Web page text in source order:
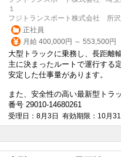
１
フジトランスポート株式会社 所
正社員
月給 400,000円 ～ 553,500円
大型トラックに乗務し、長距離
主に決まったルートで運行する
安定した仕事量があります。
また、安全性の高い最新型トラ
番号 29010-14680261
受理日：8月3日 有効期限：10月31